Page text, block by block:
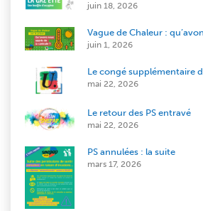
juin 18, 2026
Vague de Chaleur :
juin 1, 2026
Le congé supplémentaire
mai 22, 2026
Le retour des PS entravé
mai 22, 2026
PS annulées : la suite
mars 17, 2026